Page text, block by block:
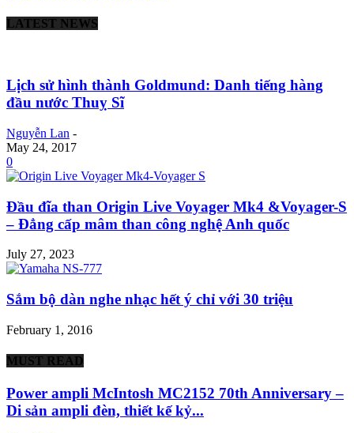
LATEST NEWS
Lịch sử hình thành Goldmund: Danh tiếng hàng
đầu nước Thuỵ Sĩ
Nguyễn Lan -
May 24, 2017
0
Đầu đĩa than Origin Live Voyager Mk4 &Voyager-S
– Đẳng cấp mâm than công nghệ Anh quốc
July 27, 2023
Sắm bộ dàn nghe nhạc hết ý chỉ với 30 triệu
February 1, 2016
MUST READ
Power ampli McIntosh MC2152 70th Anniversary –
Di sản ampli đèn, thiết kế kỷ...